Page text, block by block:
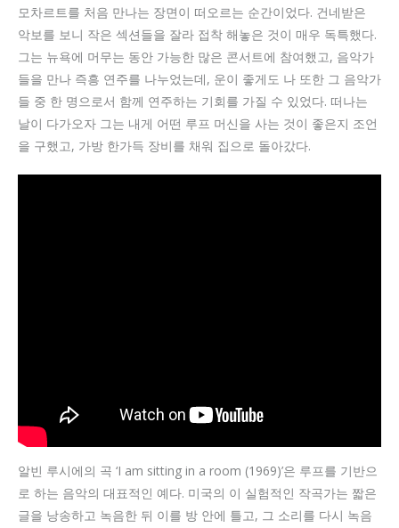
모차르트를 처음 만나는 장면이 떠오르는 순간이었다. 건네받은
악보를 보니 작은 섹션들을 잘라 접착 해놓은 것이 매우 독특했다.
그는 뉴욕에 머무는 동안 가능한 많은 콘서트에 참여했고, 음악가
들을 만나 즉흥 연주를 나누었는데, 운이 좋게도 나 또한 그 음악가
들 중 한 명으로서 함께 연주하는 기회를 가질 수 있었다. 떠나는
날이 다가오자 그는 내게 어떤 루프 머신을 사는 것이 좋은지 조언
을 구했고, 가방 한가득 장비를 채워 집으로 돌아갔다.
알빈 루시에의 곡 ‘I am sitting in a room (1969)’은 루프를 기반으
로 하는 음악의 대표적인 예다. 미국의 이 실험적인 작곡가는 짧은
글을 낭송하고 녹음한 뒤 이를 방 안에 틀고, 그 소리를 다시 녹음